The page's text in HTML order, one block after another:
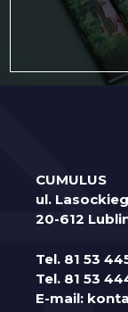
CUMULUS
ul.
20-612
Tel. 81 53
Tel. 81 53
E-mail: